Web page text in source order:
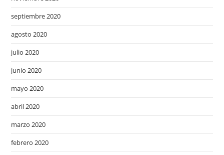
septiembre 2020
agosto 2020
julio 2020
junio 2020
mayo 2020
abril 2020
marzo 2020
febrero 2020